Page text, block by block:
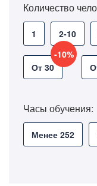
Количество
1 2-10
От 30
-10%
Часы обучения:
Менее 252